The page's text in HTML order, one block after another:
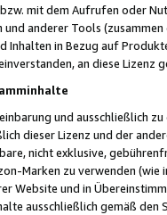
mit dem Aufrufen oder
anderer Tools (zusammen
Inhalten in Bezug auf
an diese Lizenz
und ausschließlich
dieser Lizenz und der
nicht exklusive,
Marken zu verwenden
Website und in
ausschließlich gemäß